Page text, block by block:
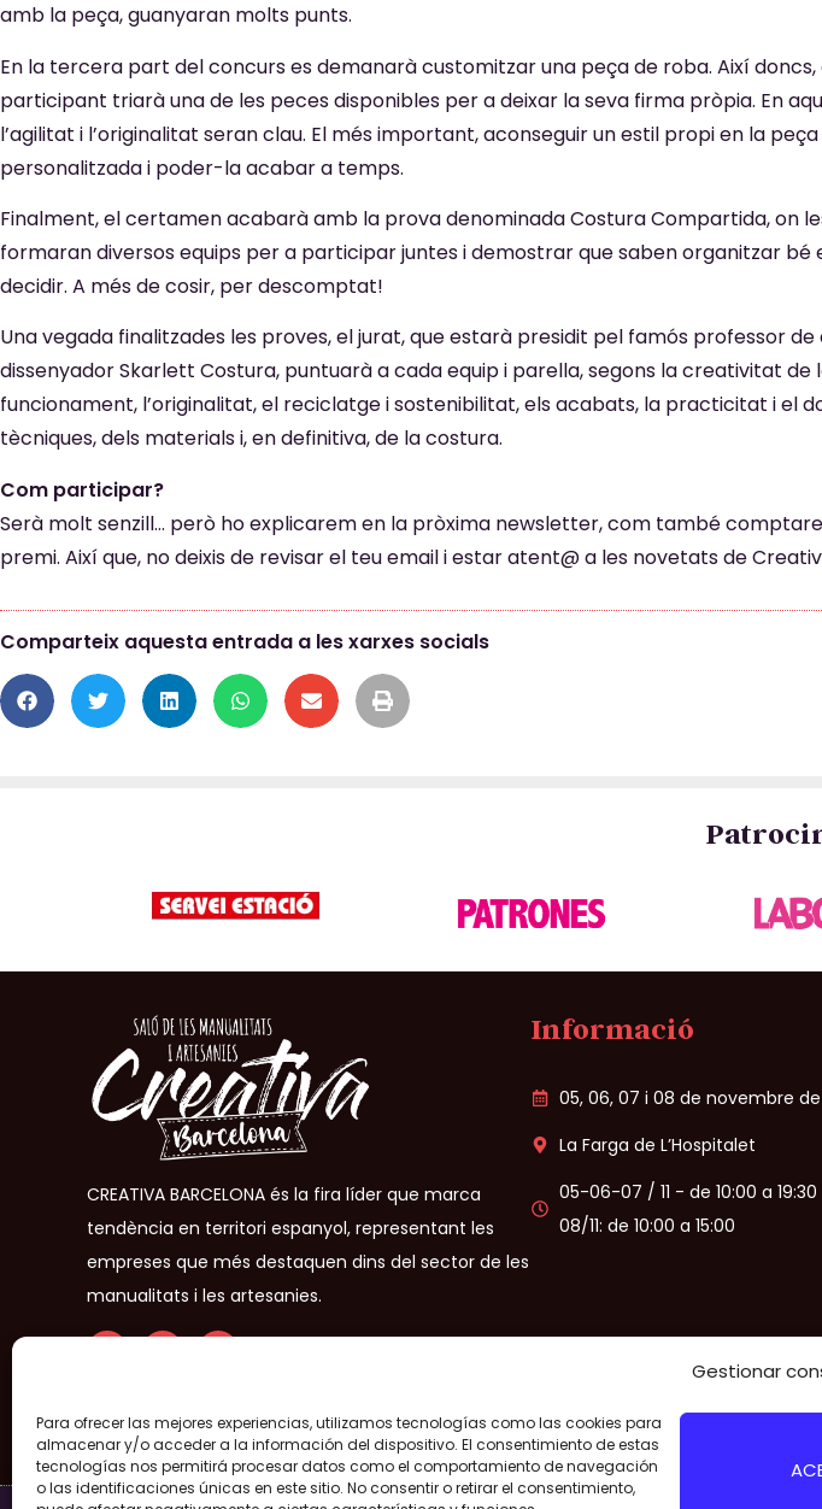
Gestionar
Para ofrecer las mejores experiencias, utilizamos tecnologías como las cookies para
almacenar y/o acceder a la información del dispositivo. El consentimiento de estas
tecnologías nos permitirá procesar datos como el comportamiento de navegación
o las identificaciones únicas en este sitio. No consentir o retirar el consentimiento,
amb la peça, guanyaran molts punts.
En la tercera part del concurs es demanarà customitzar una peça de roba. Així
participant triarà una de les peces disponibles per a deixar la seva firma pròpia. En
l’agilitat i l’originalitat seran clau. El més important, aconseguir un estil propi en la peça
personalitzada i poder-la acabar a temps.
Finalment, el certamen acabarà amb la prova denominada Costura Compartida, on
formaran diversos equips per a participar juntes i demostrar que saben organitzar bé
decidir. A més de cosir, per descomptat!
Una vegada finalitzades les proves, el jurat, que estarà presidit pel famós professor de
dissenyador Skarlett Costura, puntuarà a cada equip i parella, segons la creativitat de
funcionament, l’originalitat, el reciclatge i sostenibilitat, els acabats, la practicitat i el
tècniques, dels materials i, en definitiva, de la costura.
Com participar?
Serà molt senzill… però ho explicarem en la pròxima newsletter, com també
premi. Així que, no deixis de revisar el teu email i estar atent@ a les novetats de
Comparteix aquesta entrada a les xarxes socials
CREATIVA BARCELONA és la fira líder que marca
tendència en territori espanyol, representant les
empreses que més destaquen dins del sector de les
manualitats i les artesanies.
Informació
05, 06, 07 i 08 de novembre
La Farga de L’Hospitalet
05-06-07 / 11 - de 10:00 a 19:30
08/11: de 10:00 a 15:00
Creativa Barcelona® 2026- Tots els drets reservats – Avís legal/Politica de Privacitat